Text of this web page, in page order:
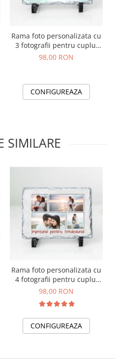
Rama foto personalizata cu
3 fotografii pentru cuplu,
iubit, iubita model "Totul
98,00 RON
CONFIGUREAZA
SIMILARE
Rama foto personalizata cu
4 fotografii pentru cuplu,
iubit, iubita model
totdeauna"
98,00 RON
CONFIGUREAZA